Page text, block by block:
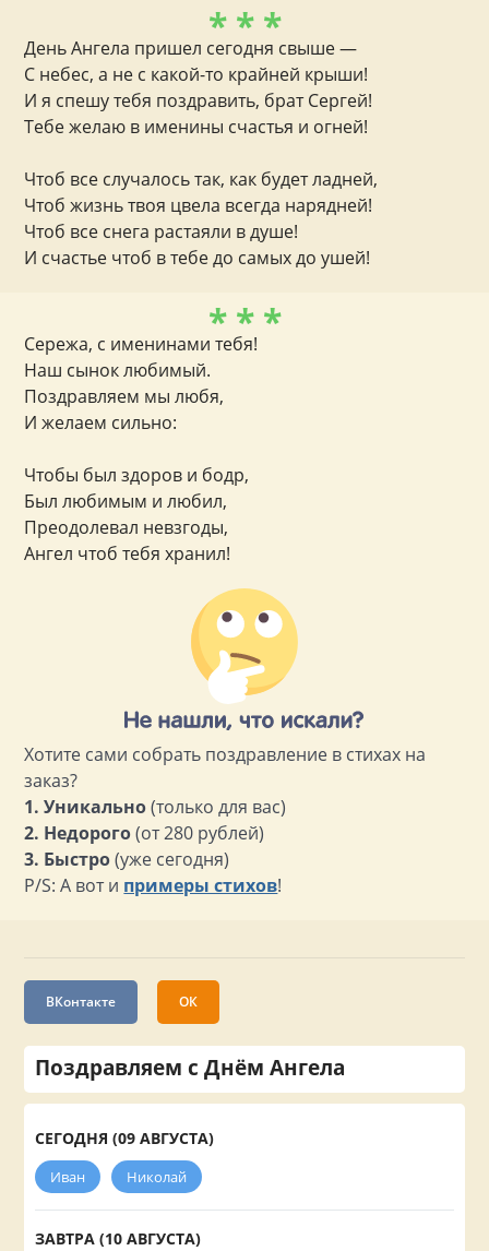
* * *
День Ангела пришел сегодня свыше —
С небес, а не с какой-то крайней крыши!
И я спешу тебя поздравить, брат Сергей!
Тебе желаю в именины счастья и огней!
Чтоб все случалось так, как будет ладней,
Чтоб жизнь твоя цвела всегда нарядней!
Чтоб все снега растаяли в душе!
И счастье чтоб в тебе до самых до ушей!
* * *
Сережа, с именинами тебя!
Наш сынок любимый.
Поздравляем мы любя,
И желаем сильно:
Чтобы был здоров и бодр,
Был любимым и любил,
Преодолевал невзгоды,
Ангел чтоб тебя хранил!
Хотите сами собрать поздравление в стихах на
заказ?
1. Уникально(только для вас)
2. Недорого(от 280 рублей)
3. Быстро(уже сегодня)
P/S: А вот и примеры стихов!
ВКонтакте ОК
Поздравляем с Днём Ангела
СЕГОДНЯ (09 АВГУСТА)
Иван Николай
ЗАВТРА (10 АВГУСТА)